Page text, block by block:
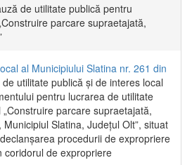
de utilitate publică pentru
parcare supraetajată,
al Municipiului Slatina nr. 261 din
utilitate publică și de interes local
pentru lucrarea de utilitate
parcare supraetajată,
Slatina, Județul Olt”, situat
procedurii de expropriere
coridorul de expropriere